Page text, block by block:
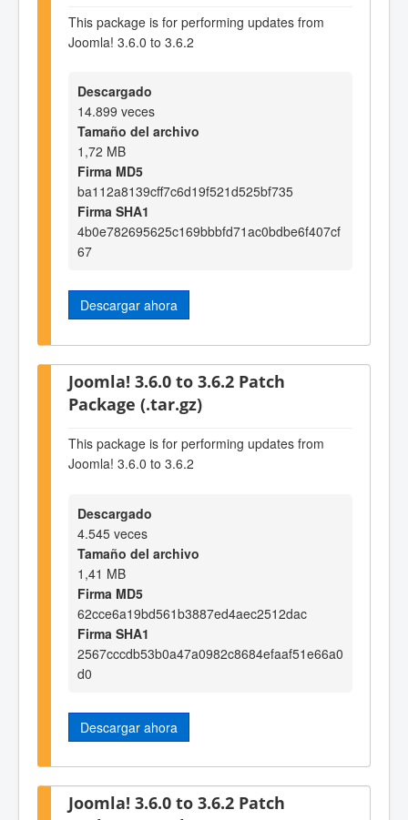
This package is for performing updates from
Joomla! 3.6.0 to 3.6.2
Descargado
14.899 veces
Tamaño del archivo
1,72 MB
Firma MD5
ba112a8139cff7c6d19f521d525bf735
Firma SHA1
4b0e782695625c169bbbfd71ac0bdbe6f407cf
67
Descargar ahora
Joomla! 3.6.0 to 3.6.2 Patch
Package (.tar.gz)
This package is for performing updates from
Joomla! 3.6.0 to 3.6.2
Descargado
4.545 veces
Tamaño del archivo
1,41 MB
Firma MD5
62cce6a19bd561b3887ed4aec2512dac
Firma SHA1
2567cccdb53b0a47a0982c8684efaaf51e66a0
d0
Descargar ahora
Joomla! 3.6.0 to 3.6.2 Patch